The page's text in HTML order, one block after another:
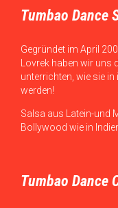
Tumbao Dance
Gegründet im April
Lovrek haben wir
unterrichten, wie sie
werden!
Salsa aus Latein-und
Bollywood wie in
Tumbao Dance